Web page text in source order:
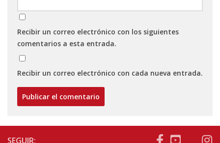
Recibir un correo electrónico con los siguientes
comentarios a esta entrada.
Recibir un correo electrónico con cada nueva entrada.
SEGUIR: